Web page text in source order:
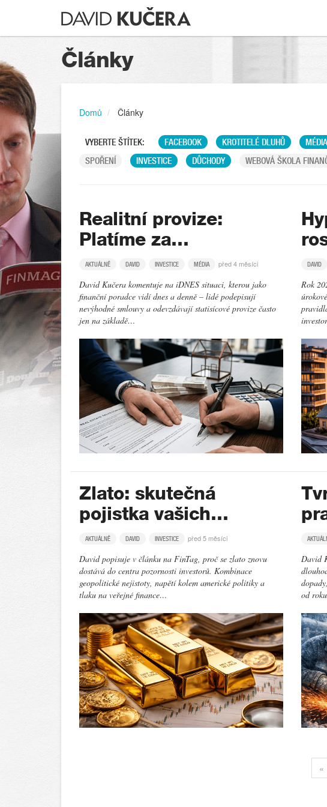
Články
Domů Články
VYBERTE ŠTÍTEK: FACEBOOK KROTITELÉ DLUHŮ MÉDIA
SPOŘENÍ
INVESTICE DŮCHODY WEBOVÁ ŠKOLA
Realitní provize:
Platíme za…
AKTUÁLNĚ DAVID INVESTICE MÉDIA před 4 měsíci
David Kučera komentuje na iDNES situaci, kterou jako
finanční poradce vidí dnes a denně – lidé podepisují
nevýhodné smlouvy a odevzdávají statisícové provize často
jen na základě…
DAVID
Rok
Zlato: skutečná
pojistka vašich…
AKTUÁLNĚ DAVID INVESTICE před 5 měsíci
David popisuje v článku na FinTag, proč se zlato znovu
dostává do centra pozornosti investorů. Kombinace
geopolitické nejistoty, napětí kolem americké politiky a
tlaku na veřejné finance…
David
od
«